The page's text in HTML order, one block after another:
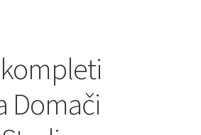
Domači